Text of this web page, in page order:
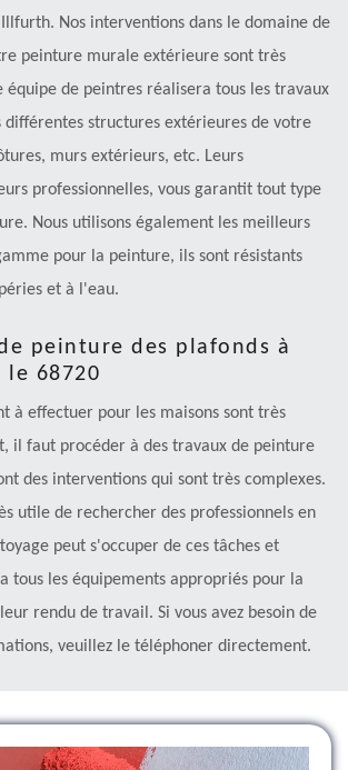
Nos interventions dans le domaine de
peinture murale extérieure sont très
équipe de peintres réalisera tous les travaux
différentes structures extérieures de votre
murs extérieurs, etc. Leurs
professionnelles, vous garantit tout type
Nous utilisons également les meilleurs
pour la peinture, ils sont résistants
et à l'eau.
peinture des plafonds à
le 68720
à effectuer pour les maisons sont très
il faut procéder à des travaux de peinture
des interventions qui sont très complexes.
utile de rechercher des professionnels en
peut s'occuper de ces tâches et
tous les équipements appropriés pour la
rendu de travail. Si vous avez besoin de
veuillez le téléphoner directement.